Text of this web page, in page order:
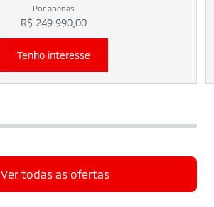
Por apenas
R$ 249.990,00
Tenho interesse
Ver todas as ofertas